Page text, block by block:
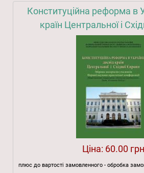
Конституційна реформа в
країн Центральної і
Ціна: 60.00
плюс до вартості замовленного - обробка